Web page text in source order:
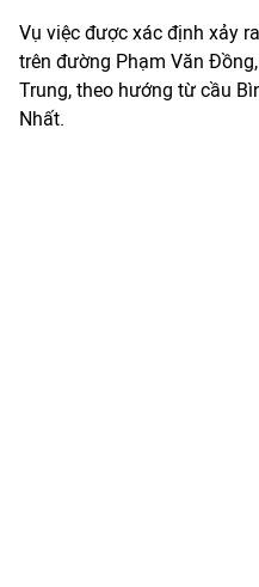
Vụ việc được xác định xảy
trên đường Phạm Văn
Trung, theo hướng từ cầu
Nhất.